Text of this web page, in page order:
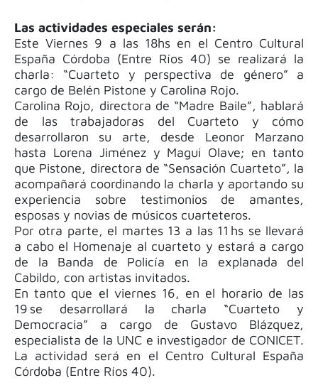
Las actividades especiales serán:
Este Viernes 9 a las 18hs en el Centro Cultural
España Córdoba (Entre Ríos 40) se realizará la
charla: “Cuarteto y perspectiva de género” a
cargo de Belén Pistone y Carolina Rojo.
Carolina Rojo, directora de “Madre Baile”, hablará
de las trabajadoras del Cuarteto y cómo
desarrollaron su arte, desde Leonor Marzano
hasta Lorena Jiménez y Magui Olave; en tanto
que Pistone, directora de “Sensación Cuarteto”, la
acompañará coordinando la charla y aportando su
experiencia sobre testimonios de amantes,
esposas y novias de músicos cuarteteros.
Por otra parte, el martes 13 a las 11 hs se llevará
a cabo el Homenaje al cuarteto y estará a cargo
de la Banda de Policía en la explanada del
Cabildo, con artistas invitados.
En tanto que el viernes 16, en el horario de las
19 se desarrollará la charla “Cuarteto y
Democracia” a cargo de Gustavo Blázquez,
especialista de la UNC e investigador de CONICET.
La actividad será en el Centro Cultural España
Córdoba (Entre Ríos 40).